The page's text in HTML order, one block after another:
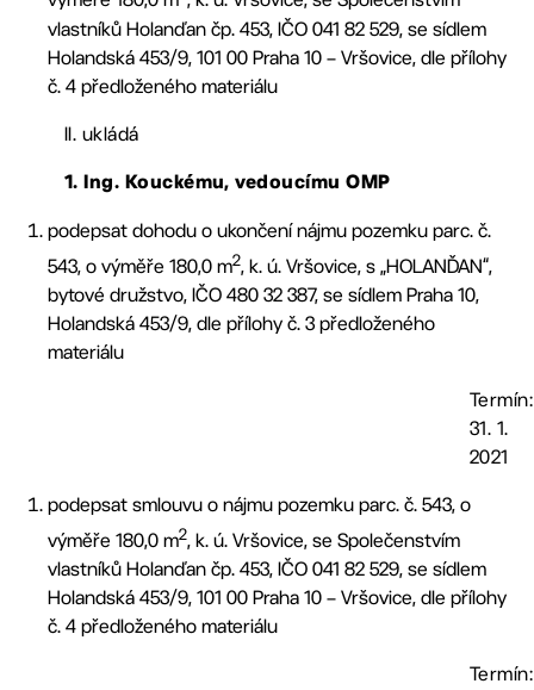
vlastníků Holanďan čp. 453, IČO 041 82 529, se sídlem
Holandská 453/9, 101 00 Praha 10 – Vršovice, dle přílohy
č. 4 předloženého materiálu
II. ukládá
1. Ing. Kouckému, vedoucímu OMP
podepsat dohodu o ukončení nájmu pozemku parc. č.
543, o výměře 180,0 m2, k. ú. Vršovice, s „HOLANĎAN“,
bytové družstvo, IČO 480 32 387, se sídlem Praha 10,
Holandská 453/9, dle přílohy č. 3 předloženého
materiálu
Termín:
31. 1.
2021
podepsat smlouvu o nájmu pozemku parc. č. 543, o
výměře 180,0 m2, k. ú. Vršovice, se Společenstvím
vlastníků Holanďan čp. 453, IČO 041 82 529, se sídlem
Holandská 453/9, 101 00 Praha 10 – Vršovice, dle přílohy
č. 4 předloženého materiálu
Termín: